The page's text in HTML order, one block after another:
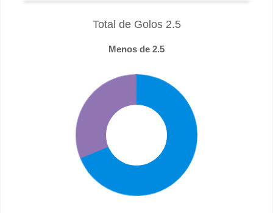
Total de Golos 2.5
Menos de 2.5